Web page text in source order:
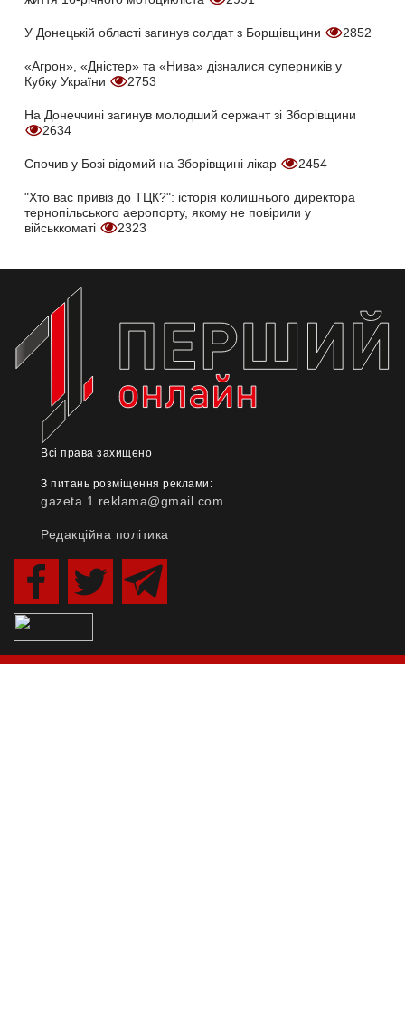
У Донецькій області загинув солдат з Борщівщини 2852
«Агрон», «Дністер» та «Нива» дізналися суперників у
Кубку України
2753
На Донеччині загинув молодший сержант зі Зборівщини
2634
Спочив у Бозі відомий на Зборівщині лікар 2454
"Хто вас привіз до ТЦК?": історія колишнього директора
тернопільського аеропорту, якому не повірили у
військкоматі
2323
Всі права захищено
З питань розміщення реклами:
gazeta.1.reklama@gmail.com
Редакційна політика